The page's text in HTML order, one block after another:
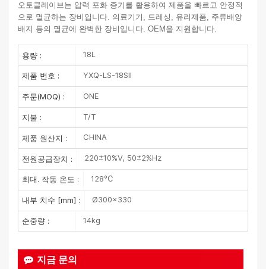
오토클레이브는 압력 포화 증기를 활용하여 제품을 빠르고 안정적
으로 멸균하는 장비입니다. 의료기기, 드레싱, 유리제품, 주류배양
배지 등의 멸균에 완벽한 장비입니다. OEM을 지원합니다.
용량 : 18L
제품 번호 : YXQ-LS-18SII
주문(MOQ) : ONE
지불 : T/T
제품 원산지 : CHINA
전원공급장치 : 220±10%V, 50±2%Hz
최대. 작동 온도 : 128℃
내부 치수 [mm] : Ø300×330
순중량 : 14kg
지금 문의